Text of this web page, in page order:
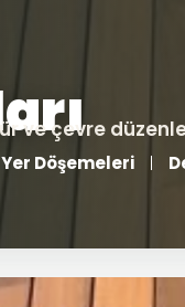
Döşemeleri